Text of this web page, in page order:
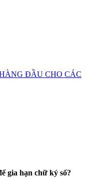
ĐẦU CHO CÁC
gia hạn chữ ký số?